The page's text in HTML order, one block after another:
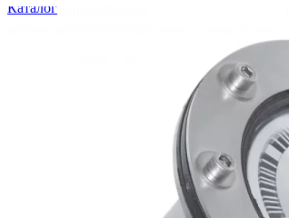
Каталог
Подводные светильники
Системы фильтрации
Электрооборудование
Плавающие фонтаны